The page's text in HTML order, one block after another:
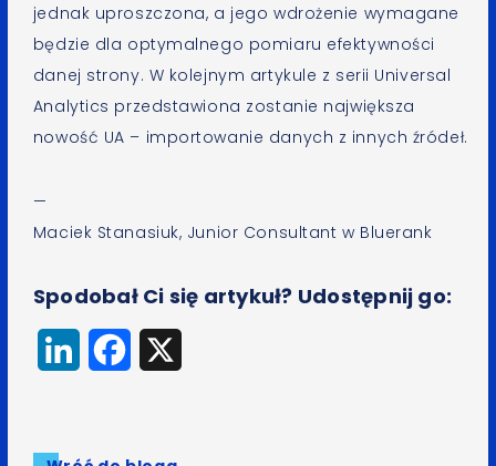
jednak uproszczona, a jego wdrożenie wymagane
będzie dla optymalnego pomiaru efektywności
danej strony. W kolejnym artykule z serii Universal
Analytics przedstawiona zostanie największa
nowość UA – importowanie danych z innych źródeł.
—
Maciek Stanasiuk, Junior Consultant w Bluerank
Spodobał Ci się artykuł? Udostępnij go:
LinkedInFacebook